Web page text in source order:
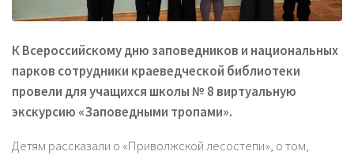
К Всероссийскому дню заповедников и национальных
парков сотрудники краеведческой библиотеки
провели для учащихся школы № 8 виртуальную
экскурсию «Заповедными тропами».
Детям рассказали о «Приволжской лесостепи», о том,